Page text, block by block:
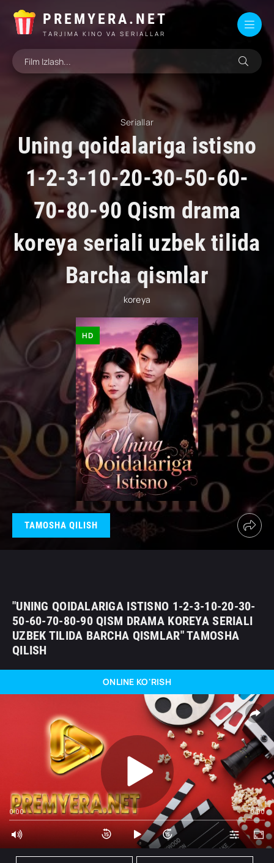
PREMYERA.NET
TARJIMA KINO VA SERIALLAR
Seriallar
Uning qoidalariga istisno
1-2-3-10-20-30-50-60-
70-80-90 Qism drama
koreya seriali uzbek tilida
Barcha qismlar
koreya
HD
TAMOSHA QILISH
"UNING QOIDALARIGA ISTISNO 1-2-3-10-20-30-
50-60-70-80-90 QISM DRAMA KOREYA SERIALI
UZBEK TILIDA BARCHA QISMLAR" TAMOSHA
QILISH
ONLINE KO'RISH
0:00 0:00